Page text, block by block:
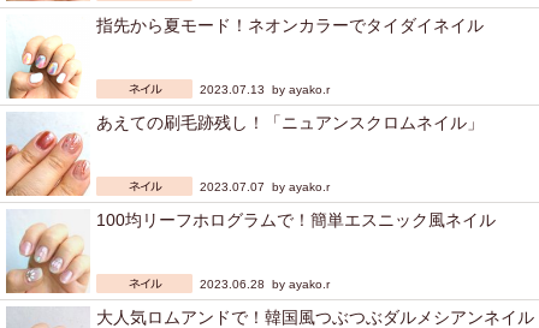
指先から夏モード！ネオンカラーでタイダイネイル
2023.07.13 by ayako.r
あえての刷毛跡残し！「ニュアンスクロムネイル」
2023.07.07 by ayako.r
100均リーフホログラムで！簡単エスニック風ネイル
2023.06.28 by ayako.r
大人気ロムアンドで！韓国風つぶつぶダルメシアンネイル